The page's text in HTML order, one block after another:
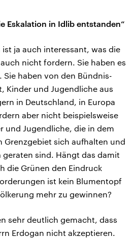
Eskalation in Idlib entstanden“
ist ja auch interessant, was die
nicht fordern. Sie haben es
Sie haben von den Bündnis-
Kinder und Jugendliche aus
in Deutschland, in Europa
aber nicht beispielsweise
und Jugendliche, die in dem
Grenzgebiet sich aufhalten und
sind. Hängt das damit
die Grünen den Eindruck
ist kein Blumentopf
mehr zu gewinnen?
sehr deutlich gemacht, dass
Erdogan nicht akzeptieren.